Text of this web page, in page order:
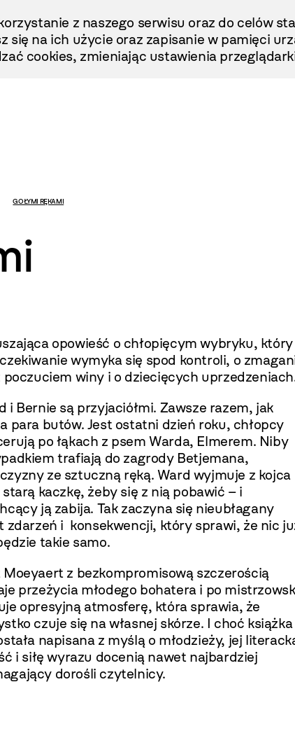
z naszego serwisu oraz do celów
się na ich użycie oraz zapisanie w pamięci
cookies, zmieniając ustawienia
GOŁYMI RĘKAMI
opowieść o chłopięcym wybryku, który
wymyka się spod kontroli, o
poczuciem winy i o dziecięcych
i Bernie są przyjaciółmi. Zawsze razem, jak
para butów. Jest ostatni dzień roku, chłopcy
po łąkach z psem Warda, Elmerem. Niby
trafiają do zagrody Betjemana,
ze sztuczną ręką. Ward wyjmuje z kojca
starą kaczkę, żeby się z nią pobawić – i
ją zabija. Tak zaczyna się nieubłagany
zdarzeń i konsekwencji, który sprawi, że nic
takie samo.
Moeyaert z bezkompromisową szczerością
przeżycia młodego bohatera i po
opresyjną atmosferę, która sprawia, że
czuje się na własnej skórze. I choć książka
napisana z myślą o młodzieży, jej
i siłę wyrazu docenią nawet najbardziej
dorośli czytelnicy.